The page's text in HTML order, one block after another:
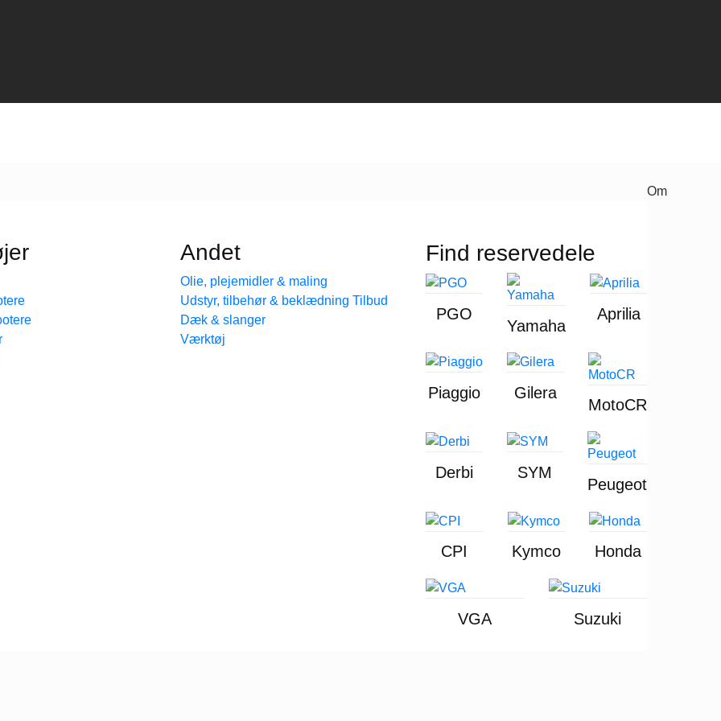
Andet
Olie, plejemidler & maling
Udstyr, tilbehør & beklædning
Dæk & slanger
Værktøj
Find reservedele
PGO
Yamaha
Aprilia
Piaggio Gilera
MotoCR
Derbi SYM
Peugeot
CPI Kymco Honda
VGA Suzuki
Om